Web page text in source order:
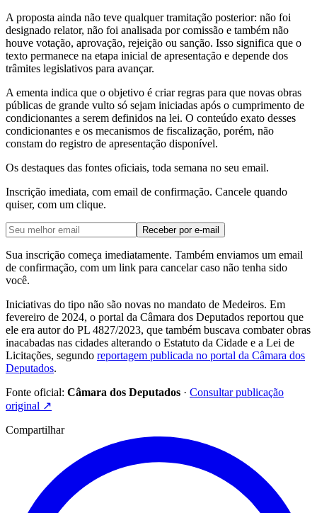
A proposta ainda não teve qualquer tramitação posterior: não foi
designado relator, não foi analisada por comissão e também não
houve votação, aprovação, rejeição ou sanção. Isso significa que o
texto permanece na etapa inicial de apresentação e depende dos
trâmites legislativos para avançar.
A ementa indica que o objetivo é criar regras para que novas obras
públicas de grande vulto só sejam iniciadas após o cumprimento de
condicionantes a serem definidos na lei. O conteúdo exato desses
condicionantes e os mecanismos de fiscalização, porém, não
constam do registro de apresentação disponível.
Os destaques das fontes oficiais, toda semana no seu email.
Inscrição imediata, com email de confirmação. Cancele quando
quiser, com um clique.
Receber por e-mail
Sua inscrição começa imediatamente. Também enviamos um email
de confirmação, com um link para cancelar caso não tenha sido
você.
Iniciativas do tipo não são novas no mandato de Medeiros. Em
fevereiro de 2024, o portal da Câmara dos Deputados reportou que
ele era autor do PL 4827/2023, que também buscava combater obras
inacabadas nas cidades alterando o Estatuto da Cidade e a Lei de
Licitações, segundo reportagem publicada no portal da Câmara dos
Deputados.
Fonte oficial: Câmara dos Deputados · Consultar publicação
original ↗
Compartilhar